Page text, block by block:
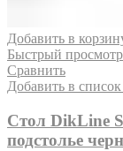
Добавить в
Быстрый просмотр
Сравнить
Добавить в
Стол DikLine
подстолье